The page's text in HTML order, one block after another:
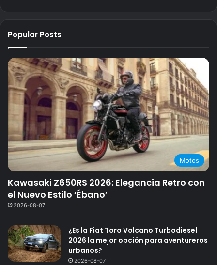
Popular Posts
Motos
Kawasaki Z650RS 2026: Elegancia Retro con
el Nuevo Estilo ‘Ébano’
2026-08-07
¿Es la Fiat Toro Volcano Turbodiesel
2026 la mejor opción para aventureros
urbanos?
2026-08-07